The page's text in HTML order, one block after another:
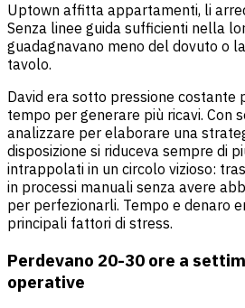
Uptown affitta appartamenti, li
Senza linee guida sufficienti nella
guadagnavano meno del dovuto o
tavolo.
David era sotto pressione costante
tempo per generare più ricavi. Con
analizzare per elaborare una
disposizione si riduceva sempre di
intrappolati in un circolo vizioso:
in processi manuali senza avere
per perfezionarli. Tempo e denaro
principali fattori di stress.
Perdevano 20-30 ore a
operative